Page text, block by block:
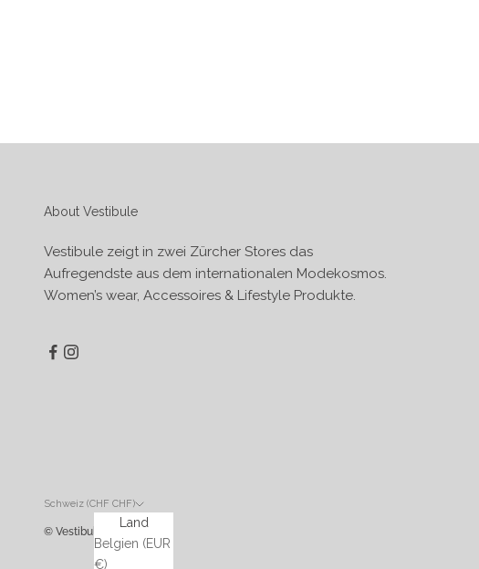
About Vestibule
Vestibule zeigt in zwei Zürcher Stores das
Aufregendste aus dem internationalen Modekosmos.
Women’s wear, Accessoires & Lifestyle Produkte.
Schweiz (CHF CHF)
Land
Belgien (EUR
€)
© Vestibule